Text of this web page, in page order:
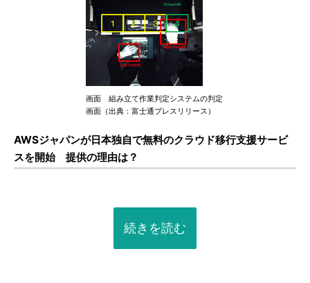
画面 組み立て作業判定システムの判定
画面（出典：富士通プレスリリース）
AWSジャパンが日本独自で無料のクラウド移行支援サービ
スを開始 提供の理由は？
続きを読む